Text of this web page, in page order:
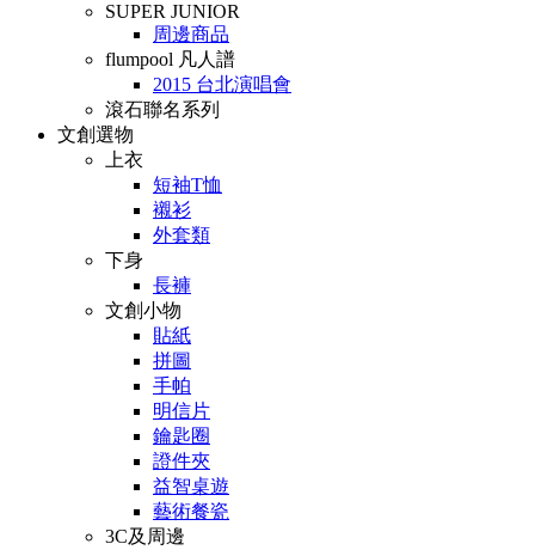
SUPER JUNIOR
周邊商品
flumpool 凡人譜
2015 台北演唱會
滾石聯名系列
文創選物
上衣
短袖T恤
襯衫
外套類
下身
長褲
文創小物
貼紙
拼圖
手帕
明信片
鑰匙圈
證件夾
益智桌遊
藝術餐瓷
3C及周邊